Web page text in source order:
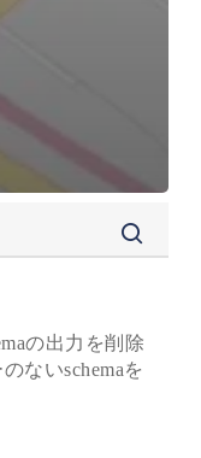
の出力を削除
ないschemaを